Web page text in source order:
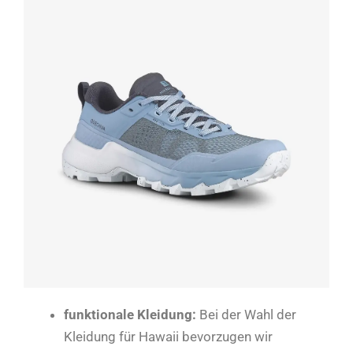
funktionale Kleidung: Bei der Wahl der
Kleidung für Hawaii bevorzugen wir